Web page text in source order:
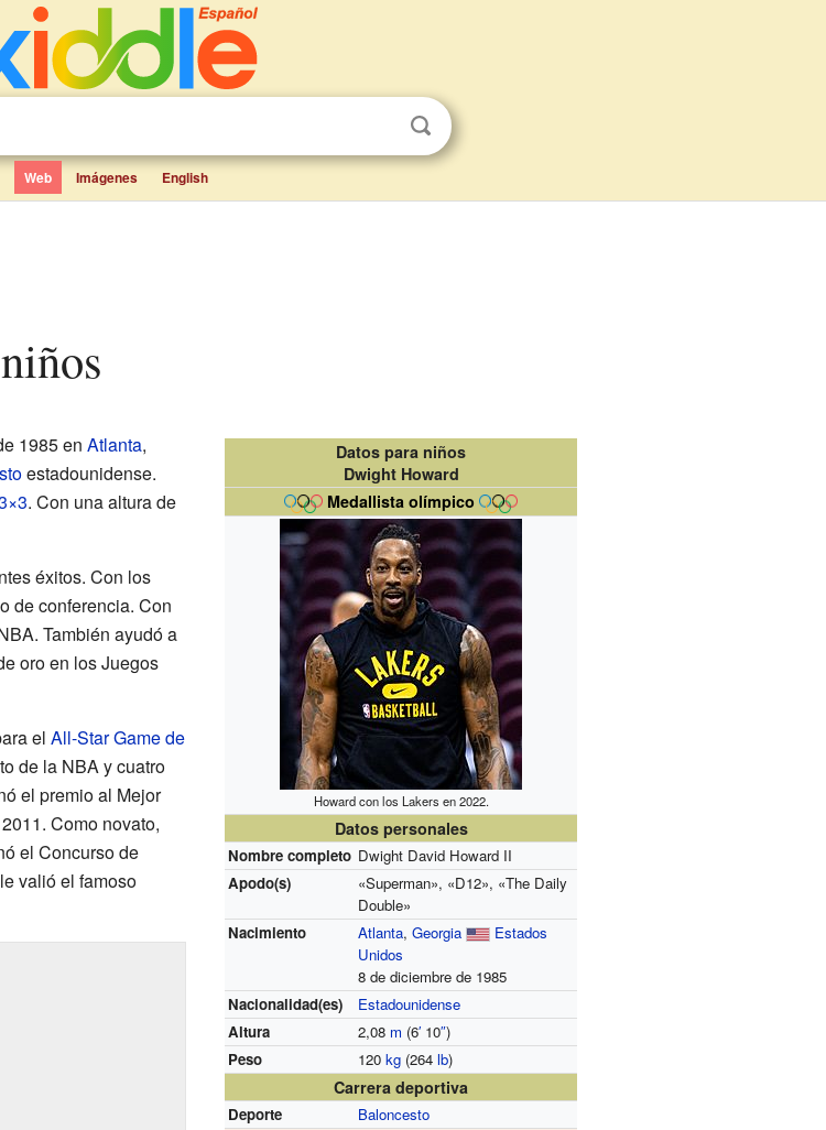
Web Imágenes English
Datos para niños
Dwight Howard
Medallista olímpico
Howard con los Lakers en 2022.
Datos personales
Nombre completo Dwight David Howard II
Apodo(s)
«Superman», «D12», «The Daily
Double»
Nacimiento
Atlanta,Georgia
Estados
Unidos
8 de diciembre de 1985
Nacionalidad(es)
Estadounidense
Altura
2,08 m (6′ 10″)
Peso
120kg (264lb)
Carrera deportiva
Deporte Baloncesto
1985 en Atlanta,
estadounidense.
. Con una altura de
éxitos. Con los
de conferencia. Con
También ayudó a
oro en los Juegos
el All-Star Game de
de la NBA y cuatro
el premio al Mejor
Como novato,
el Concurso de
valió el famoso